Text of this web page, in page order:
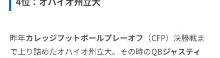
昨年カレッジフットボールプレーオフ （CFP）決勝戦ま
で上り詰めたオハイオ州立大。その時のQBジャスティ